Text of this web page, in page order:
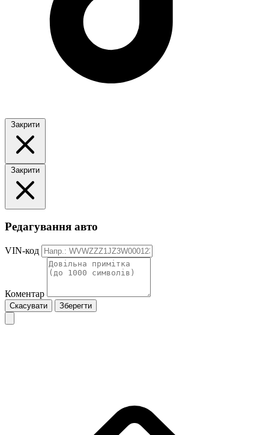
Закрити
Закрити
Редагування авто
VIN-код
Коментар
Скасувати Зберегти